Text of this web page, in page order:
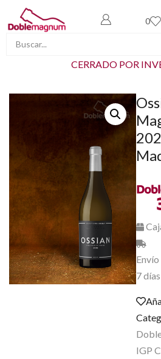
0
CERRADO POR
7 días
IGP